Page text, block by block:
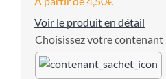
Voir le produit en détail
contenant